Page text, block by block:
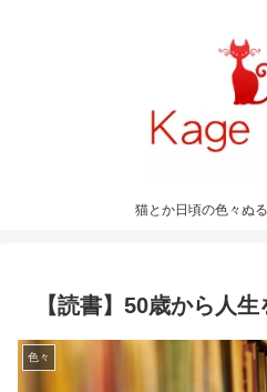
猫とか日頃の色々ぬ
【読書】50歳から人
色々